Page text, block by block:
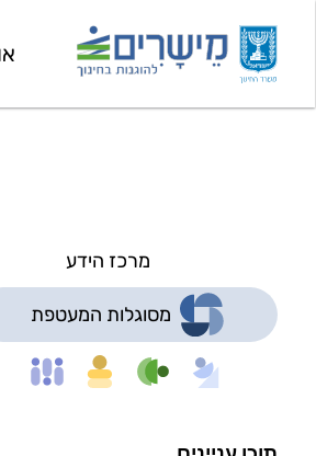
מרכז הידע
מסוגלות המעטפת